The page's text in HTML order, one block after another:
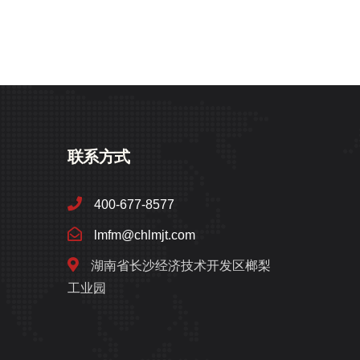
联系方式
400-677-8577
lmfm@chlmjt.com
湖南省长沙经济技术开发区榔梨
工业园